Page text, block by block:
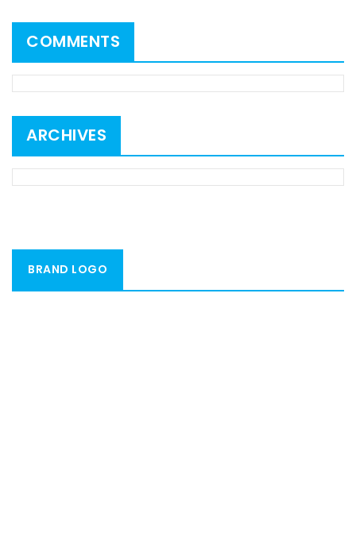
COMMENTS
ARCHIVES
BRAND LOGO